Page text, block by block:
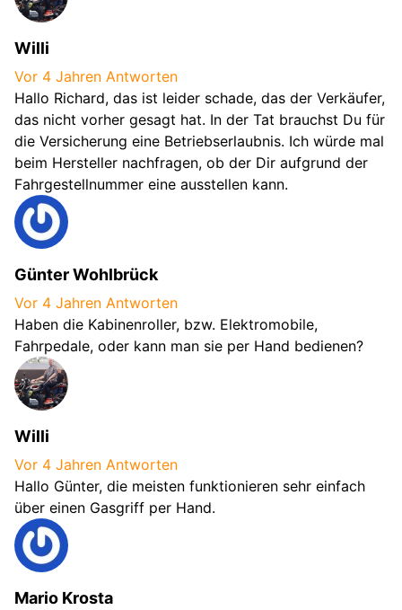
Willi
Vor 4 Jahren Antworten
Hallo Richard, das ist leider schade, das der Verkäufer,
das nicht vorher gesagt hat. In der Tat brauchst Du für
die Versicherung eine Betriebserlaubnis. Ich würde mal
beim Hersteller nachfragen, ob der Dir aufgrund der
Fahrgestellnummer eine ausstellen kann.
Günter Wohlbrück
Vor 4 Jahren Antworten
Haben die Kabinenroller, bzw. Elektromobile,
Fahrpedale, oder kann man sie per Hand bedienen?
Willi
Vor 4 Jahren Antworten
Hallo Günter, die meisten funktionieren sehr einfach
über einen Gasgriff per Hand.
Mario Krosta